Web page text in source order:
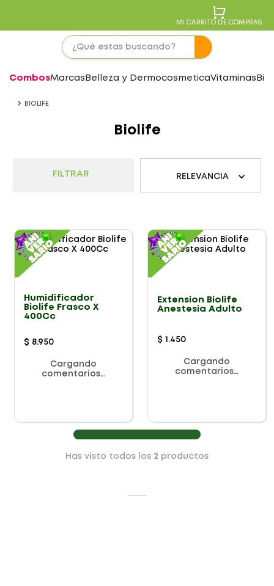
MI CARRITO DE COMPRAS
CombosMarcas Belleza y DermocosmeticaVitaminas
BIOLIFE
Biolife
FILTRAR RELEVANCIA
Humidificador
Biolife Frasco X
400Cc
$ 8.950
Cargando
comentarios…
Extension Biolife
Anestesia Adulto
$ .450
Cargando
comentarios…
Has visto todos los 2 productos